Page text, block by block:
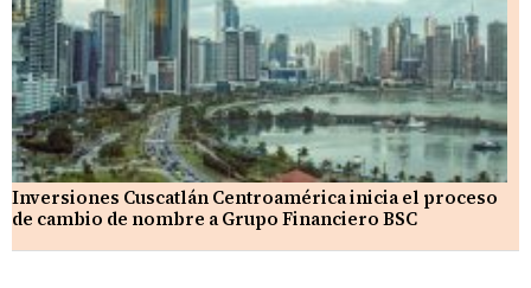
Inversiones Cuscatlán Centroamérica inicia el proceso
de cambio de nombre a Grupo Financiero BSC